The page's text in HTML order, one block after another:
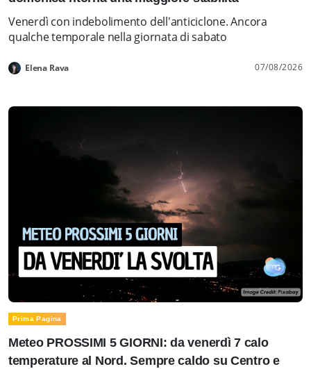
Venerdì con indebolimento dell'anticiclone. Ancora
qualche temporale nella giornata di sabato
Elena Rava 07/08/2026
Prima Pagina
Meteo PROSSIMI 5 GIORNI: da venerdì 7 calo
temperature al Nord. Sempre caldo su Centro e